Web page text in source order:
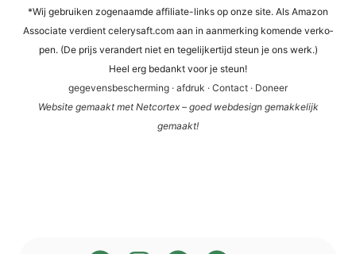
*Wij gebrui­ken zogen­aam­de affi­lia­te-links op onze site. Als Ama­zon
Asso­cia­te ver­dient cele​ry​saft​.com aan in aan­mer­king komen­de ver­ko­
pen. (De prijs ver­an­dert niet en tege­li­jker­tijd steun je ons werk.)
Heel erg bedankt voor je steun!
gege­vens­be­scher­ming · afdruk · Cont­act · Doneer
Web­site gema­akt met Net­cortex – goed web­de­sign gemak­ke­li­jk
gemaakt!